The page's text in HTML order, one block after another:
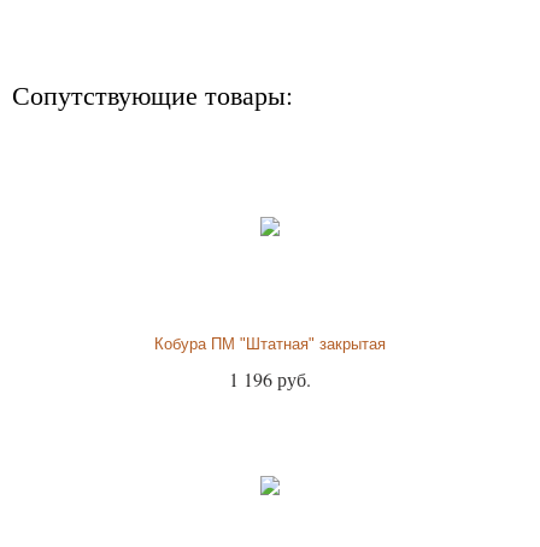
Сопутствующие товары:
Кобура ПМ "Штатная" закрытая
1 196 руб.